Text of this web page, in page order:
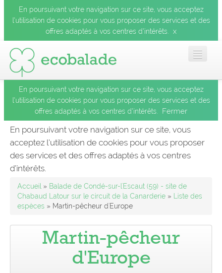
En poursuivant votre navigation sur ce site, vous acceptez
l’utilisation de cookies pour vous proposer des services et des
offres adaptés à vos centres d’intérêts.
x
Accueil
Les balades
Les espèces
Pro
En poursuivant votre navigation sur ce site, vous acceptez
l’utilisation de cookies pour vous proposer des services et des
offres adaptés à vos centres d’intérêts.
Fermer
En poursuivant votre navigation sur ce site, vous
acceptez l’utilisation de cookies pour vous proposer
des services et des offres adaptés à vos centres
d’intérêts.
Accueil » Balade de Condé-sur-l'Escaut (59) - site de
Chabaud Latour sur le circuit de la Canarderie »
Liste des
espèces » Martin-pêcheur d'Europe
Martin-pêcheur
d'Europe